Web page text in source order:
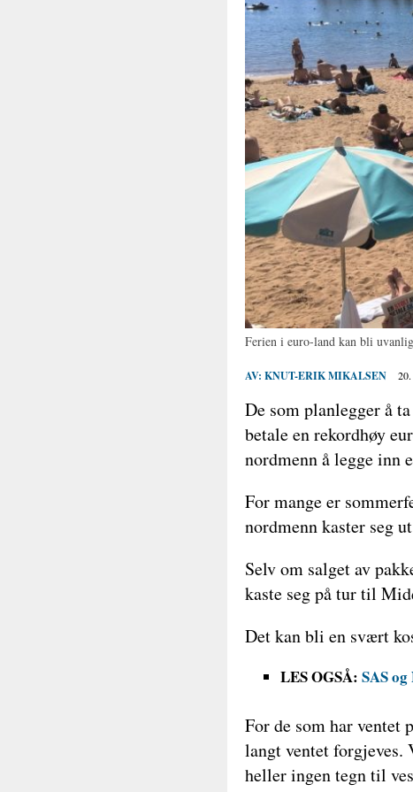
Ferien i euro-land kan bli
AV: KNUT-ERIK MIKALSEN
De som planlegger å
betale en rekordhøy
nordmenn å legge inn
For mange er
nordmenn kaster seg
Selv om salget av
kaste seg på tur til
Det kan bli en svært
LES OGSÅ: SAS
For de som har ventet
langt ventet forgjeves.
heller ingen tegn til